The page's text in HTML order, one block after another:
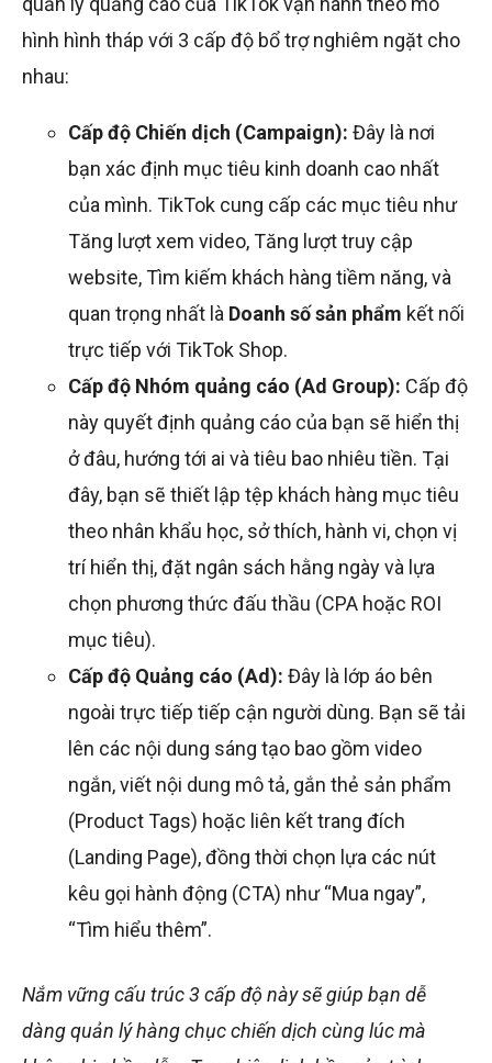
hình hình tháp với 3 cấp độ bổ trợ nghiêm ngặt cho
nhau:
Cấp độ Chiến dịch (Campaign): Đây là nơi
bạn xác định mục tiêu kinh doanh cao nhất
của mình. TikTok cung cấp các mục tiêu như
Tăng lượt xem video, Tăng lượt truy cập
website, Tìm kiếm khách hàng tiềm năng, và
quan trọng nhất là Doanh số sản phẩm kết nối
trực tiếp với TikTok Shop.
Cấp độ Nhóm quảng cáo (Ad Group): Cấp độ
này quyết định quảng cáo của bạn sẽ hiển thị
ở đâu, hướng tới ai và tiêu bao nhiêu tiền. Tại
đây, bạn sẽ thiết lập tệp khách hàng mục tiêu
theo nhân khẩu học, sở thích, hành vi, chọn vị
trí hiển thị, đặt ngân sách hằng ngày và lựa
chọn phương thức đấu thầu (CPA hoặc ROI
mục tiêu).
Cấp độ Quảng cáo (Ad): Đây là lớp áo bên
ngoài trực tiếp tiếp cận người dùng. Bạn sẽ tải
lên các nội dung sáng tạo bao gồm video
ngắn, viết nội dung mô tả, gắn thẻ sản phẩm
(Product Tags) hoặc liên kết trang đích
(Landing Page), đồng thời chọn lựa các nút
kêu gọi hành động (CTA) như “Mua ngay”,
“Tìm hiểu thêm”.
Nắm vững cấu trúc 3 cấp độ này sẽ giúp bạn dễ
dàng quản lý hàng chục chiến dịch cùng lúc mà